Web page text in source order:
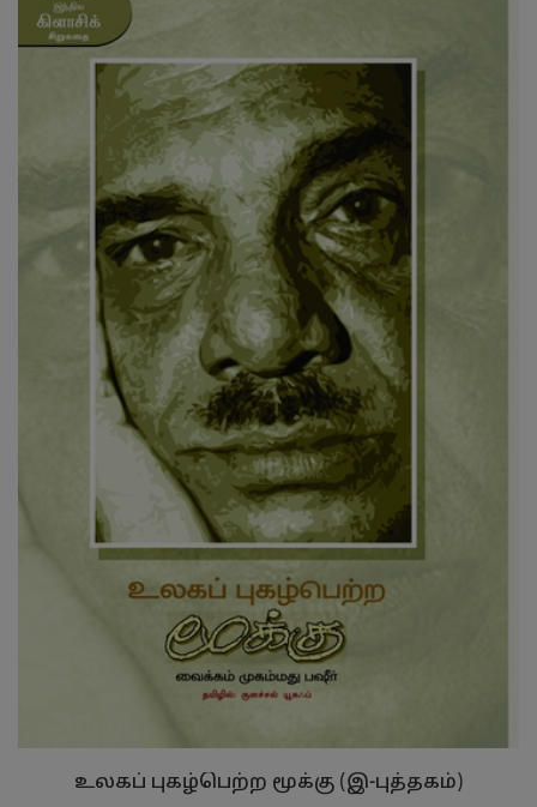
உலகப் புகழ்பெற்ற மூக்கு (இ-புத்தகம்)